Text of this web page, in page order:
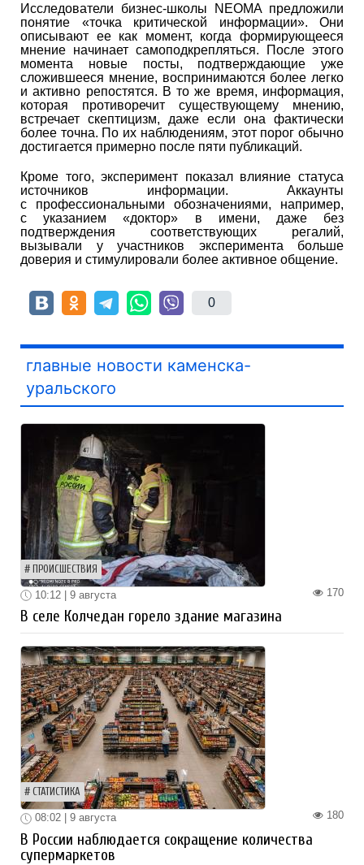
Исследователи бизнес-школы NEOMA предложили
понятие «точка критической информации». Они
описывают ее как момент, когда формирующееся
мнение начинает самоподкрепляться. После этого
момента новые посты, подтверждающие уже
сложившееся мнение, воспринимаются более легко
и активно репостятся. В то же время, информация,
которая противоречит существующему мнению,
встречает скептицизм, даже если она фактически
более точна. По их наблюдениям, этот порог обычно
достигается примерно после пяти публикаций.
Кроме того, эксперимент показал влияние статуса
источников информации. Аккаунты
с профессиональными обозначениями, например,
с указанием «доктор» в имени, даже без
подтверждения соответствующих регалий,
вызывали у участников эксперимента больше
доверия и стимулировали более активное общение.
0
главные новости каменска-
уральского
ПРОИСШЕСТВИЯ
170
10:12 | 9 августа
В селе Колчедан горело здание магазина
СТАТИСТИКА
180
08:02 | 9 августа
В России наблюдается сокращение количества
супермаркетов